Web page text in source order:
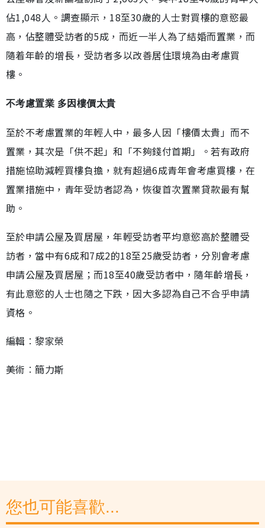
佔1,048人。調查顯示，18至30歲的人士對買樓的意慾最
高，佔整體受訪者的5成，而近一半人為了結婚而置業，而
隨着年齡的增長，受訪者多以改善居住環境為由考慮買
樓。
不考慮置業 多因樓價太貴
至於不考慮置業的年輕人中，最多人因「樓價太貴」而不
置業，其次是「供不起」和「不夠錢付首期」。若有政府
措施協助減輕買樓負擔，就有超過6成青年會考慮買樓，在
置業措施中，青年受訪者認為，恢復首次置業貸款最有幫
助。
至於申請公屋及買居屋，年輕受訪者平均意慾高於整體受
訪者，當中有6成和7成2的18至25歲受訪者，分別會考慮
申請公屋及買居屋；而18至40歲受訪者中，隨年齡增長，
有此意慾的人士也隨之下跌，因大多認為自己不合乎申請
資格。
編輯︰黎家榮
美術︰簡力斯
您也可能喜歡...